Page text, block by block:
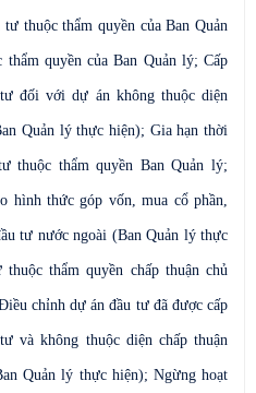
thuộc thẩm quyền của Ban Quản
quyền của Ban Quản lý; Cấp
đối với dự án không thuộc diện
Quản lý thực hiện); Gia hạn thời
thuộc thẩm quyền Ban Quản lý;
hình thức góp vốn, mua cổ phần,
tư nước ngoài (Ban Quản lý thực
thẩm quyền chấp thuận chủ
chỉnh dự án đầu tư đã được cấp
và không thuộc diện chấp thuận
Quản lý thực hiện); Ngừng hoạt